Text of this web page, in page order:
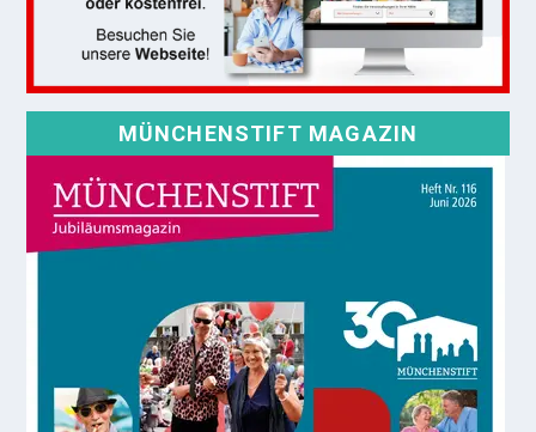
MÜNCHENSTIFT MAGAZIN